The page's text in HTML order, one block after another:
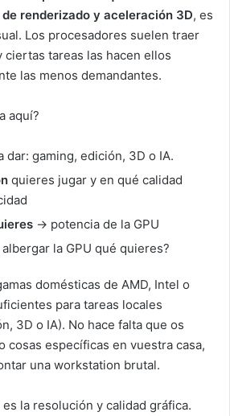
renderizado y aceleración 3D, es
Los procesadores suelen traer
tareas las hacen ellos
las menos demandantes.
aquí?
dar: gaming, edición, 3D o IA.
quieres jugar y en qué calidad
-> potencia de la GPU
la GPU qué quieres?
domésticas de AMD, Intel o
para tareas locales
3D o IA). No hace falta que os
cosas específicas en vuestra casa,
una workstation brutal.
la resolución y calidad gráfica.